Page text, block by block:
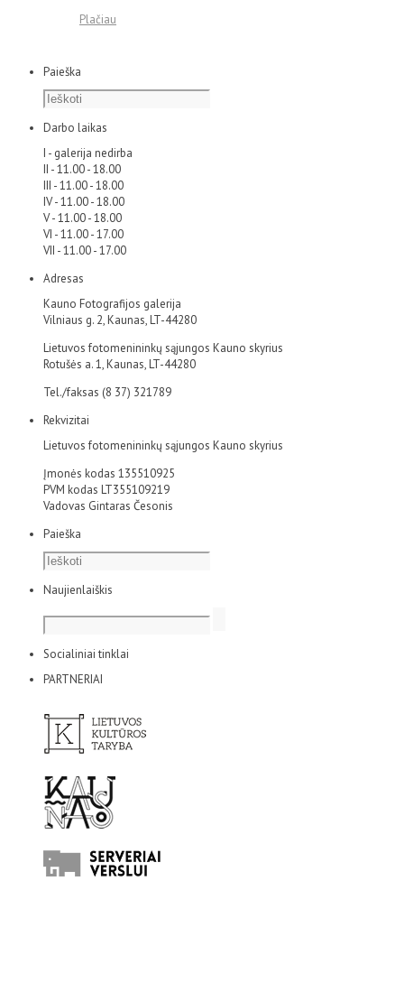
Plačiau
Paieška
Darbo laikas
I - galerija nedirba
II - 11.00 - 18.00
III - 11.00 - 18.00
IV - 11.00 - 18.00
V - 11.00 - 18.00
VI - 11.00 - 17.00
VII - 11.00 - 17.00
Adresas
Kauno Fotografijos galerija
Vilniaus g. 2, Kaunas, LT-44280
Lietuvos fotomenininkų sąjungos Kauno skyrius
Rotušės a. 1, Kaunas, LT-44280
Tel./faksas (8 37) 321789
Rekvizitai
Lietuvos fotomenininkų sąjungos Kauno skyrius
Įmonės kodas 135510925
PVM kodas LT355109219
Vadovas Gintaras Česonis
Paieška
Naujienlaiškis
Socialiniai tinklai
PARTNERIAI